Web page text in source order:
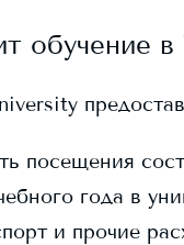
обучение в
посещения
года в
и прочие